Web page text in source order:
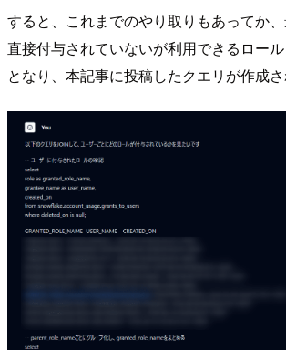
すると、これまでのやり取りもあってか
直接付与されていないが利用できるロー
となり、本記事に投稿したクエリが作成さ